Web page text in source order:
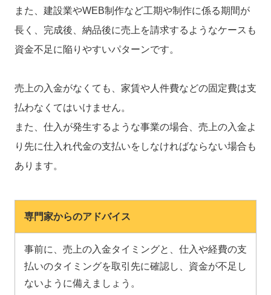
また、建設業やWEB制作など工期や制作に係る期間が
長く、完成後、納品後に売上を請求するようなケースも
資金不足に陥りやすいパターンです。
売上の入金がなくても、家賃や人件費などの固定費は支
払わなくてはいけません。
また、仕入が発生するような事業の場合、売上の入金よ
り先に仕入れ代金の支払いをしなければならない場合も
あります。
専門家からのアドバイス
事前に、売上の入金タイミングと、仕入や経費の支
払いのタイミングを取引先に確認し、資金が不足し
ないように備えましょう。